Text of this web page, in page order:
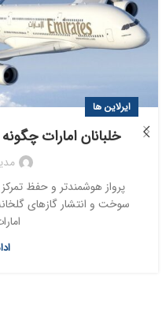
ایرلاین ها
خلبانان امارات
پرواز هوشمندتر و حفظ
سوخت و انتشار گازهای